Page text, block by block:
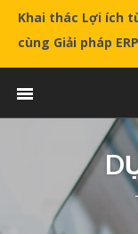
Khai thác Lợi ích
cùng Giải pháp